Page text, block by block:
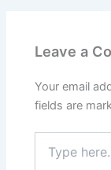
Leave a
Your email
fields are
here..